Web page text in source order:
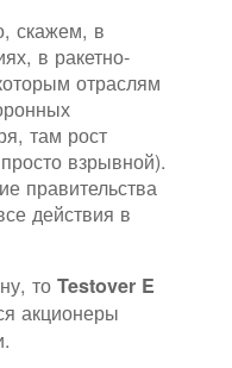
скажем, в
в ракетно-
отраслям
там рост
взрывной).
правительства
действия в
то Testover E
акционеры